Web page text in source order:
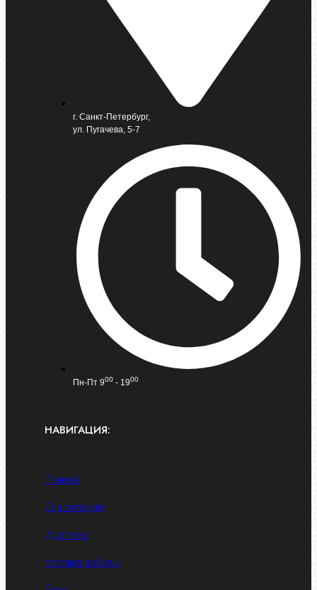
г. Санкт-Петербург,
ул. Пугачева, 5-7
Пн-Пт 900 - 1900
НАВИГАЦИЯ:
Главная
О компании
Доставка
Условия работы